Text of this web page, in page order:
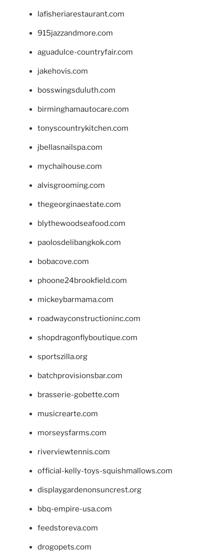
lafisheriarestaurant.com
915jazzandmore.com
aguadulce-countryfair.com
jakehovis.com
bosswingsduluth.com
birminghamautocare.com
tonyscountrykitchen.com
jbellasnailspa.com
mychaihouse.com
alvisgrooming.com
thegeorginaestate.com
blythewoodseafood.com
paolosdelibangkok.com
bobacove.com
phoone24brookfield.com
mickeybarmama.com
roadwayconstructioninc.com
shopdragonflyboutique.com
sportszilla.org
batchprovisionsbar.com
brasserie-gobette.com
musicrearte.com
morseysfarms.com
riverviewtennis.com
official-kelly-toys-squishmallows.com
displaygardenonsuncrest.org
bbq-empire-usa.com
feedstoreva.com
drogopets.com